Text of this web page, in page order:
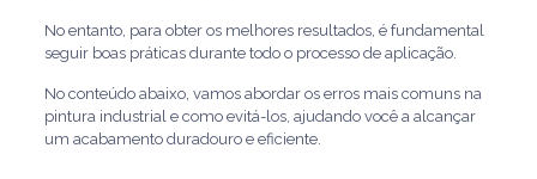
No entanto, para obter os melhores resultados, é fundamental
seguir boas práticas durante todo o processo de aplicação.
No conteúdo abaixo, vamos abordar os erros mais comuns na
pintura industrial e como evitá-los, ajudando você a alcançar
um acabamento duradouro e eficiente.